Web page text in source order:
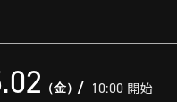
（金） 10:00 開始